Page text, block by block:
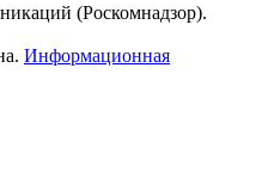
(Роскомнадзор).
Информационная